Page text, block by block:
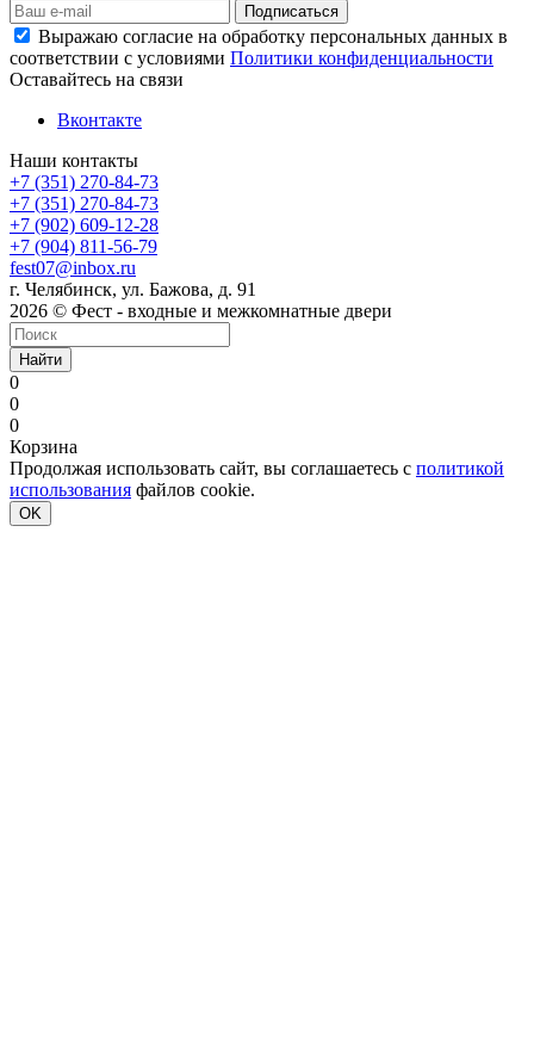
Выражаю согласие на обработку персональных данных в
соответствии с условиями Политики конфиденциальности
Оставайтесь на связи
Вконтакте
Наши контакты
+7 (351) 270-84-73
+7 (351) 270-84-73
+7 (902) 609-12-28
+7 (904) 811-56-79
fest07@inbox.ru
г. Челябинск, ул. Бажова, д. 91
2026 © Фест - входные и межкомнатные двери
Найти
0
0
0
Корзина
Продолжая использовать сайт, вы соглашаетесь с политикой
использования файлов cookie.
OK